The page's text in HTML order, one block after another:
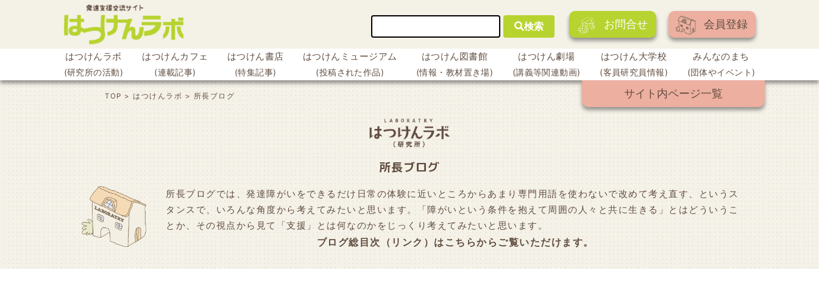
検索 お問合せ 会員登録
はつけんラボ
(研究所の活動)
はつけんカフェ
(連載記事)
はつけん書店
(特集記事)
はつけんミュージアム
(投稿された作品)
はつけん図書館
(情報・教材置き場)
はつけん劇場
(講義等関連動画)
はつけん大学校
(客員研究員情報)
みんなのまち
(団体やイベント)
サイト内ページ一覧
TOP > はつけんラボ > 所長ブログ
所長ブログ
所長ブログでは、発達障がいをできるだけ日常の体験に近いところからあまり専門用語を使わないで改めて考え直す、というス
タンスで、いろんな角度から考えてみたいと思います。「障がいという条件を抱えて周囲の人々と共に生きる」とはどういうこ
とか、その視点から見て「支援」とは何なのかをじっくり考えてみたいと思います。
ブログ総目次（リンク）は こちらから ご覧いただけます。